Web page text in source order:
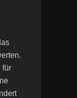
für